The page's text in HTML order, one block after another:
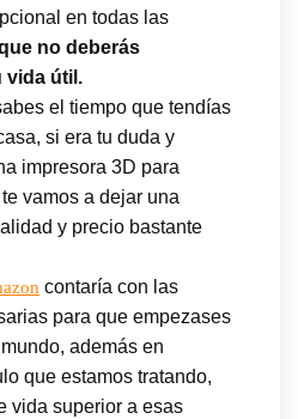
en todas las
no deberás
vida útil.
el tiempo que tendías
si era tu duda y
impresora 3D para
vamos a dejar una
y precio bastante
contaría con las
para que empezases
además en
que estamos tratando,
vida superior a esas